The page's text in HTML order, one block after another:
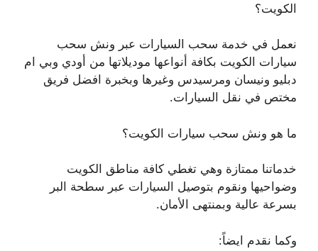
الكويت؟
نعمل في خدمة سحب السيارات عبر ونش سحب
سيارات الكويت بكافة أنواعها موديلاتها من أودي وبي ام
دبليو ونيسان ومرسيدس وغيرها وبخبرة افضل فريق
مختص في نقل السيارات.
ما هو ونش سحب سيارات الكويت؟
خدماتنا ممتازة وهي تغطي كافة مناطق الكويت
وضواحيها ونقوم بتوصيل السيارات عبر سطحة البر
بسرعة عالية وبمنتهى الأمان.
وكما نقدم ايضاً: